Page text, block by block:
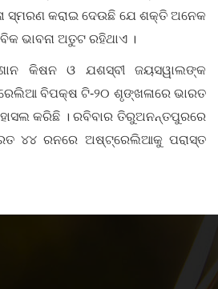
ସ୍ମରଣ କରାଇ ଦେଉଛି ଯେ ଶକ୍ତି ଅନେକ
ଭାବନା ଅତୁଟ ରହିଥାଏ ।
କିଷନ ଓ ଯଶସ୍ବୀ ଜୟସୱାଲଙ୍କ
ବିପକ୍ଷ ଟି-୨୦ ଶୃଙ୍ଖଳା​ରେ‌ ଭାରତ
କରିଛି । ରବିବାର ତିରୁଅନନ୍ତପୁରରେ
୪୪ ରନରେ ଅଷ୍ଟ୍ରେଲିଆକୁ ପରାସ୍ତ